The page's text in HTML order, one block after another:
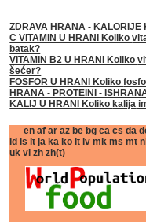
ZDRAVA HRANA -
C VITAMIN U HRANI Koliko
batak?
VITAMIN B2 U HRANI Koliko
šećer?
FOSFOR U HRANI Koliko
HRANA - PROTEINI -
KALIJ U HRANI Kolikokalija
en af ar az be bg ca cs da
id is it ja ka ko lt lv mk ms mt
uk vi zh zh(t)